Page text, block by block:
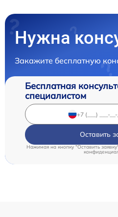
Нужна
Закажите бесплатную
Бесплатная
специалистом
Оставить
Нажимая на кнопку "Оставить